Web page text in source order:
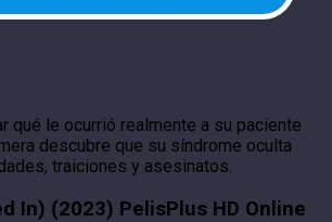
qué le ocurrió realmente a su paciente
descubre que su síndrome oculta
traiciones y asesinatos.
In) (2023) PelisPlus HD Online